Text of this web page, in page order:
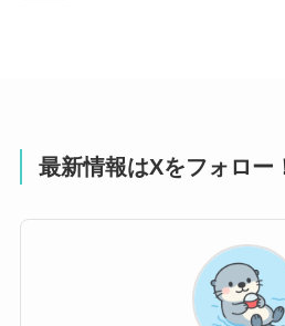
最新情報はXをフォロー